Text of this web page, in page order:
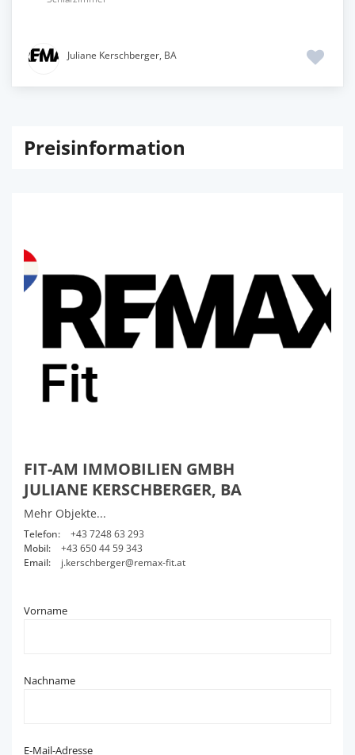
Juliane Kerschberger, BA
FIT-AM IMMOBILIEN GMBH
JULIANE KERSCHBERGER, BA
Mehr Objekte...
Telefon:
+43 7248 63 293
Mobil:
+43 650 44 59 343
Email:
j.kerschberger@remax-fit.at
Vorname
Nachname
E-Mail-Adresse
Preisinformation